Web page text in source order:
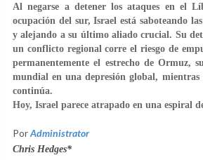
Al negarse a detener los ataques en el
ocupación del sur, Israel está saboteando
y alejando a su último aliado crucial. Su
un conflicto regional corre el riesgo de
permanentemente el estrecho de Ormuz,
mundial en una depresión global, mientras
continúa.
Hoy, Israel parece atrapado en una espiral
PorAdministrator
Chris Hedges*